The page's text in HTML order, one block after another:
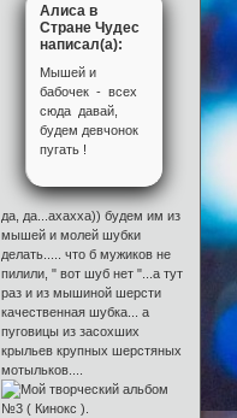
Алиса в
Стране Чудес
написал(а):
Мышей и
бабочек - всех
сюда давай,
будем девчонок
пугать !
да, да...ахахха)) будем им из
мышей и молей шубки
делать..... что б мужиков не
пилили, " вот шуб нет "...а тут
раз и из мышиной шерсти
качественная шубка... а
пуговицы из засохших
крыльев крупных шерстяных
мотыльков....